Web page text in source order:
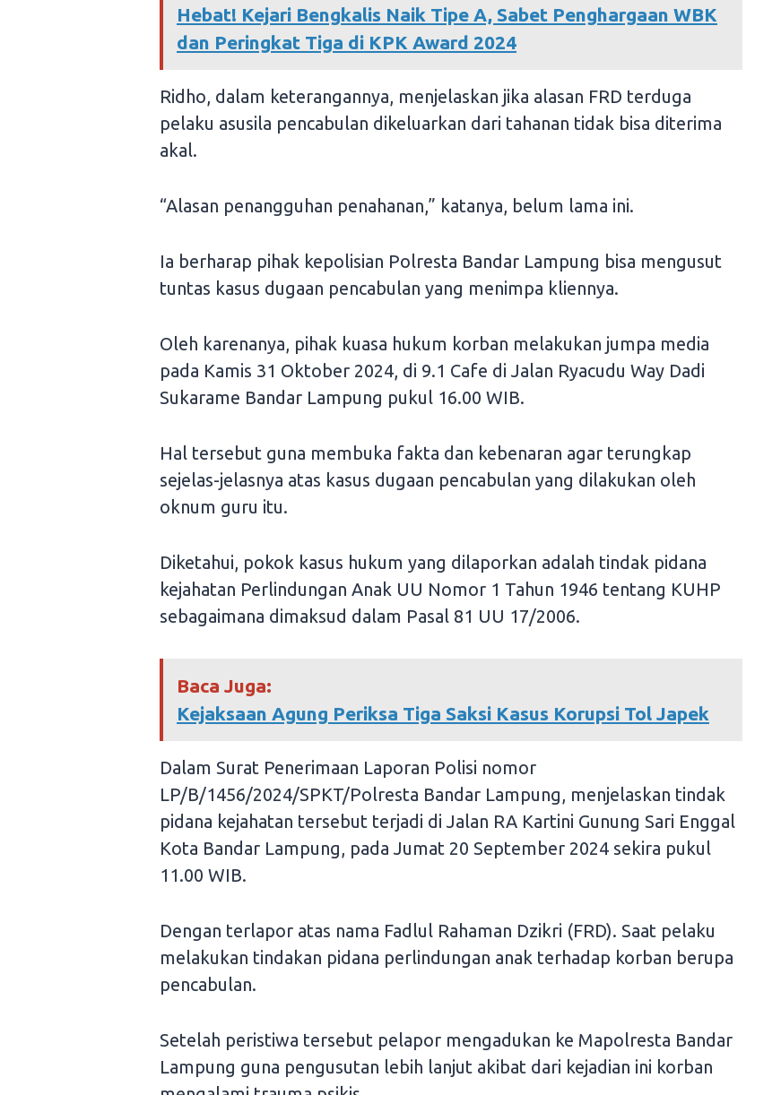
Hebat! Kejari Bengkalis Naik Tipe A, Sabet Penghargaan WBK
dan Peringkat Tiga di KPK Award 2024
Ridho, dalam keterangannya, menjelaskan jika alasan FRD terduga
pelaku asusila pencabulan dikeluarkan dari tahanan tidak bisa diterima
akal.
“Alasan penangguhan penahanan,” katanya, belum lama ini.
Ia berharap pihak kepolisian Polresta Bandar Lampung bisa mengusut
tuntas kasus dugaan pencabulan yang menimpa kliennya.
Oleh karenanya, pihak kuasa hukum korban melakukan jumpa media
pada Kamis 31 Oktober 2024, di 9.1 Cafe di Jalan Ryacudu Way Dadi
Sukarame Bandar Lampung pukul 16.00 WIB.
Hal tersebut guna membuka fakta dan kebenaran agar terungkap
sejelas-jelasnya atas kasus dugaan pencabulan yang dilakukan oleh
oknum guru itu.
Diketahui, pokok kasus hukum yang dilaporkan adalah tindak pidana
kejahatan Perlindungan Anak UU Nomor 1 Tahun 1946 tentang KUHP
sebagaimana dimaksud dalam Pasal 81 UU 17/2006.
Baca Juga:
Kejaksaan Agung Periksa Tiga Saksi Kasus Korupsi Tol Japek
Dalam Surat Penerimaan Laporan Polisi nomor
LP/B/1456/2024/SPKT/Polresta Bandar Lampung, menjelaskan tindak
pidana kejahatan tersebut terjadi di Jalan RA Kartini Gunung Sari Enggal
Kota Bandar Lampung, pada Jumat 20 September 2024 sekira pukul
11.00 WIB.
Dengan terlapor atas nama Fadlul Rahaman Dzikri (FRD). Saat pelaku
melakukan tindakan pidana perlindungan anak terhadap korban berupa
pencabulan.
Setelah peristiwa tersebut pelapor mengadukan ke Mapolresta Bandar
Lampung guna pengusutan lebih lanjut akibat dari kejadian ini korban